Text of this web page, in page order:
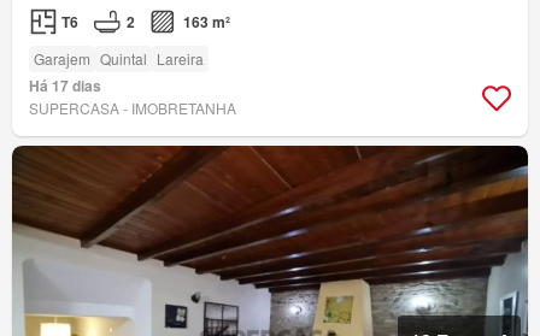
T6 2 163 m²
Garajem Quintal Lareira
Há 17 dias
SUPERCASA - IMOBRETANHA